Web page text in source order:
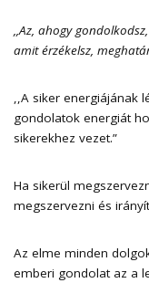
,,Az, ahogy
amit érzékelsz,
,,A siker energiájának
gondolatok energiát
sikerekhez vezet.”
Ha sikerül
megszervezni és
Az elme minden
emberi gondolat az a